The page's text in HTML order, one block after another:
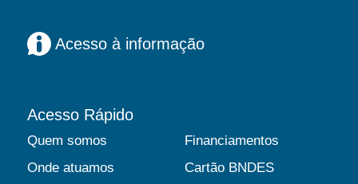
Acesso à informação
Acesso Rápido
Quem somos
Onde atuamos
Financiamentos
Cartão BNDES